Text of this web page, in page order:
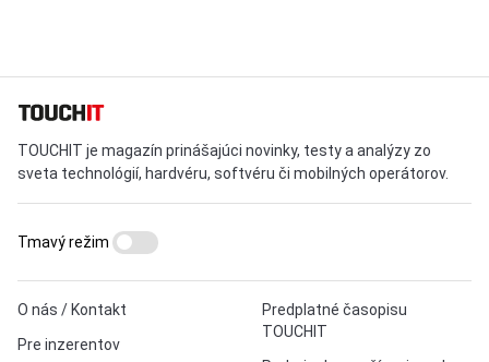
TOUCHIT je magazín prinášajúci novinky, testy a analýzy zo
sveta technológií, hardvéru, softvéru či mobilných operátorov.
O nás / Kontakt
Pre inzerentov
Predplatné časopisu
TOUCHIT
Tmavý režim